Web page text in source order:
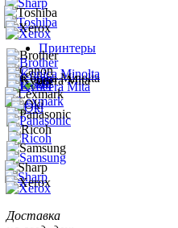
Принтеры
Доставка